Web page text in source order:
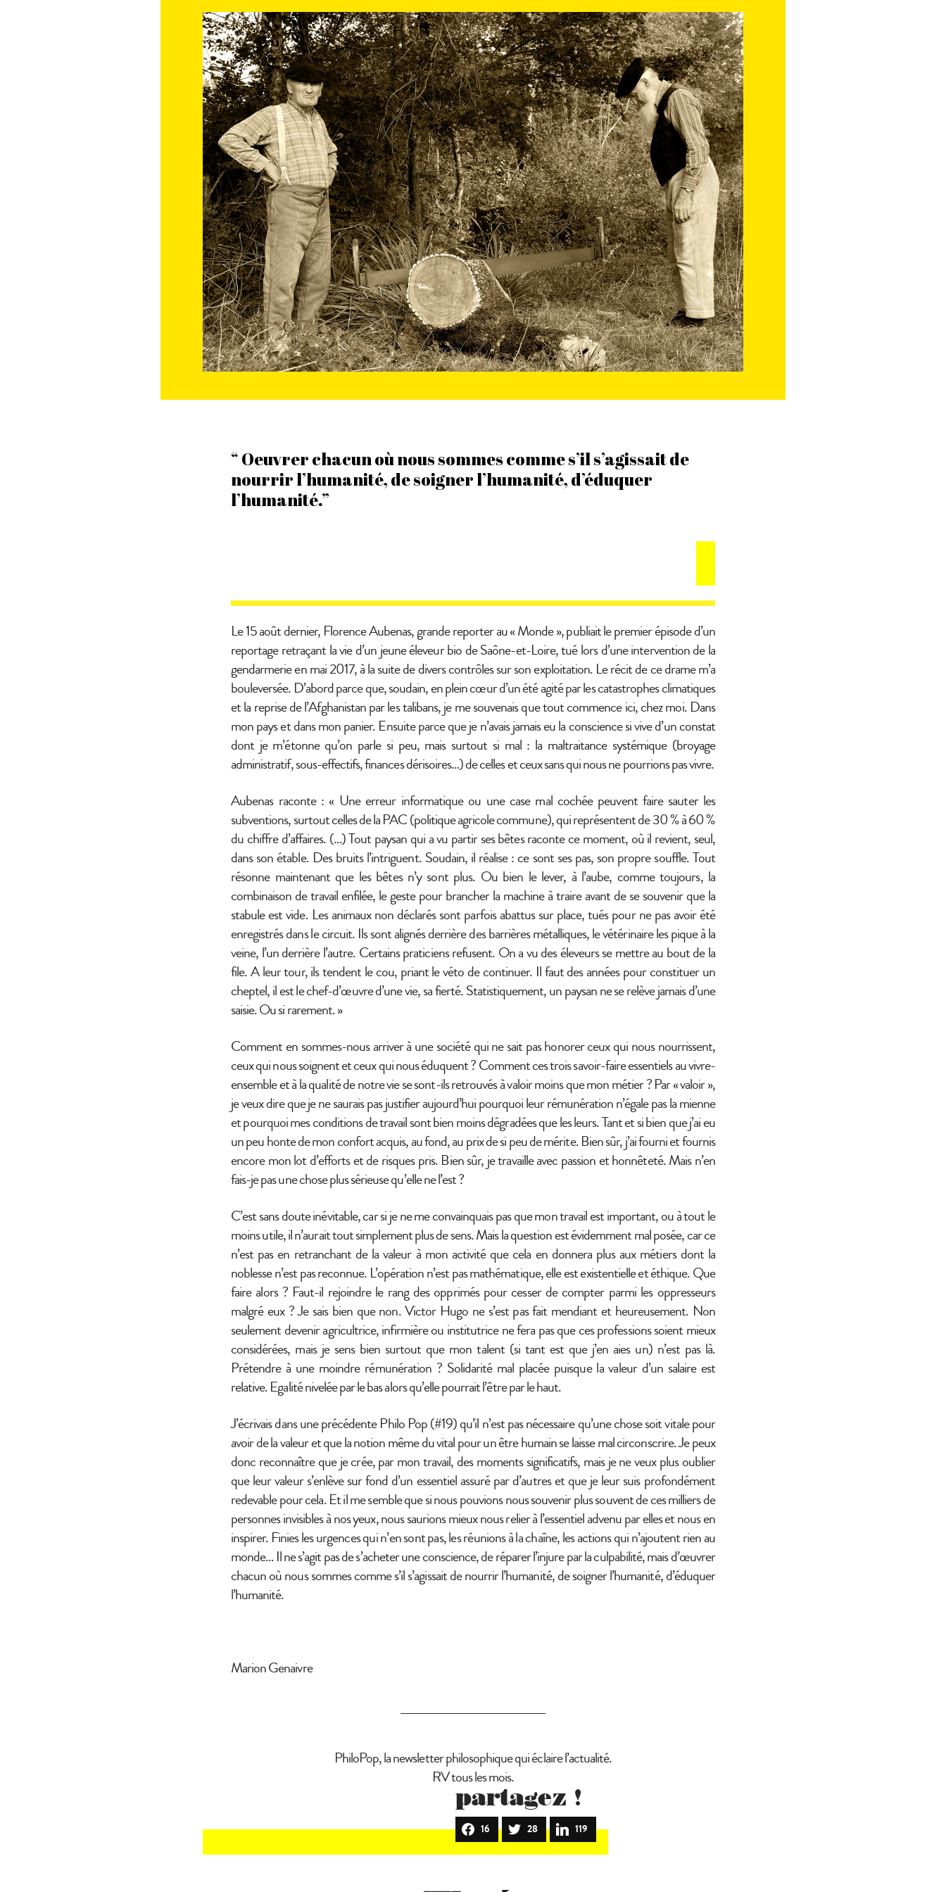
“ Oeuvrer chacun où nous sommes comme s’il s’agissait de
nourrir l’humanité, de soigner l’humanité, d’éduquer
l’humanité.”
Le 15 août dernier, Florence Aubenas, grande reporter au « Monde », publiait le premier épisode d’un
reportage retraçant la vie d’un jeune éleveur bio de Saône-et-Loire, tué lors d’une intervention de la
gendarmerie en mai 2017, à la suite de divers contrôles sur son exploitation. Le récit de ce drame m’a
bouleversée. D’abord parce que, soudain, en plein cœur d’un été agité par les catastrophes climatiques
et la reprise de l’Afghanistan par les talibans, je me souvenais que tout commence ici, chez moi. Dans
mon pays et dans mon panier. Ensuite parce que je n’avais jamais eu la conscience si vive d’un constat
dont je m’étonne qu’on parle si peu, mais surtout si mal : la maltraitance systémique (broyage
administratif, sous-effectifs, finances dérisoires…) de celles et ceux sans qui nous ne pourrions pas vivre.
Aubenas raconte : « Une erreur informatique ou une case mal cochée peuvent faire sauter les
subventions, surtout celles de la PAC (politique agricole commune), qui représentent de 30 % à 60 %
du chiffre d’affaires. (…) Tout paysan qui a vu partir ses bêtes raconte ce moment, où il revient, seul,
dans son étable. Des bruits l’intriguent. Soudain, il réalise : ce sont ses pas, son propre souffle. Tout
résonne maintenant que les bêtes n’y sont plus. Ou bien le lever, à l’aube, comme toujours, la
combinaison de travail enfilée, le geste pour brancher la machine à traire avant de se souvenir que la
stabule est vide. Les animaux non déclarés sont parfois abattus sur place, tués pour ne pas avoir été
enregistrés dans le circuit. Ils sont alignés derrière des barrières métalliques, le vétérinaire les pique à la
veine, l’un derrière l’autre. Certains praticiens refusent. On a vu des éleveurs se mettre au bout de la
file. A leur tour, ils tendent le cou, priant le véto de continuer. Il faut des années pour constituer un
cheptel, il est le chef-d’œuvre d’une vie, sa fierté. Statistiquement, un paysan ne se relève jamais d’une
saisie. Ou si rarement. »
Comment en sommes-nous arriver à une société qui ne sait pas honorer ceux qui nous nourrissent,
ceux qui nous soignent et ceux qui nous éduquent ? Comment ces trois savoir-faire essentiels au vivre-
ensemble et à la qualité de notre vie se sont-ils retrouvés à valoir moins que mon métier ? Par « valoir »,
je veux dire que je ne saurais pas justifier aujourd’hui pourquoi leur rémunération n’égale pas la mienne
et pourquoi mes conditions de travail sont bien moins dégradées que les leurs. Tant et si bien que j’ai eu
un peu honte de mon confort acquis, au fond, au prix de si peu de mérite. Bien sûr, j’ai fourni et fournis
encore mon lot d’efforts et de risques pris. Bien sûr, je travaille avec passion et honnêteté. Mais n’en
fais-je pas une chose plus sérieuse qu’elle ne l’est ?
C’est sans doute inévitable, car si je ne me convainquais pas que mon travail est important, ou à tout le
moins utile, il n’aurait tout simplement plus de sens. Mais la question est évidemment mal posée, car ce
n’est pas en retranchant de la valeur à mon activité que cela en donnera plus aux métiers dont la
noblesse n’est pas reconnue. L’opération n’est pas mathématique, elle est existentielle et éthique. Que
faire alors ? Faut-il rejoindre le rang des opprimés pour cesser de compter parmi les oppresseurs
malgré eux ? Je sais bien que non. Victor Hugo ne s’est pas fait mendiant et heureusement. Non
seulement devenir agricultrice, infirmière ou institutrice ne fera pas que ces professions soient mieux
considérées, mais je sens bien surtout que mon talent (si tant est que j’en aies un) n’est pas là.
Prétendre à une moindre rémunération ? Solidarité mal placée puisque la valeur d’un salaire est
relative. Egalité nivelée par le bas alors qu’elle pourrait l’être par le haut.
J’écrivais dans une précédente Philo Pop (#19) qu’il n’est pas nécessaire qu’une chose soit vitale pour
avoir de la valeur et que la notion même du vital pour un être humain se laisse mal circonscrire. Je peux
donc reconnaître que je crée, par mon travail, des moments significatifs, mais je ne veux plus oublier
que leur valeur s’enlève sur fond d’un essentiel assuré par d’autres et que je leur suis profondément
redevable pour cela. Et il me semble que si nous pouvions nous souvenir plus souvent de ces milliers de
personnes invisibles à nos yeux, nous saurions mieux nous relier à l’essentiel advenu par elles et nous en
inspirer. Finies les urgences qui n’en sont pas, les réunions à la chaîne, les actions qui n’ajoutent rien au
monde… Il ne s’agit pas de s’acheter une conscience, de réparer l’injure par la culpabilité, mais d’œuvrer
chacun où nous sommes comme s’il s’agissait de nourrir l’humanité, de soigner l’humanité, d’éduquer
l’humanité.
Marion Genaivre
PhiloPop, la newsletter philosophique qui éclaire l’actualité.
RV tous les mois.
partagez !
16 28 119